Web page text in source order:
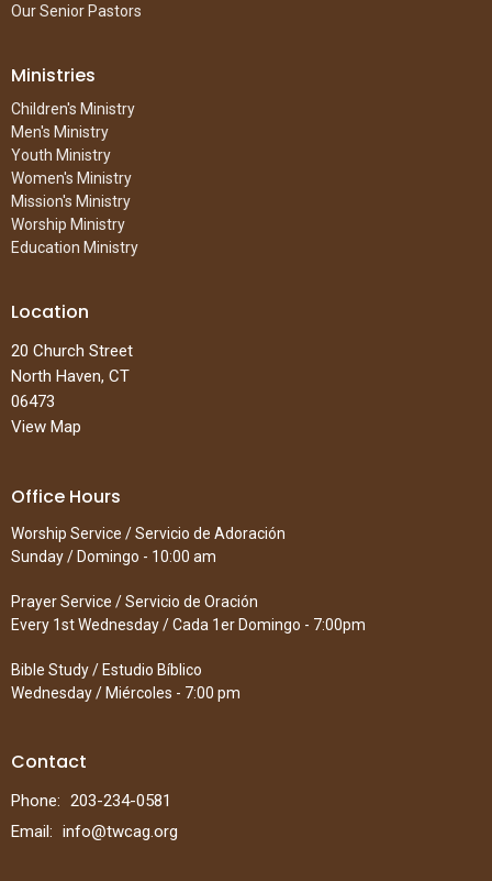
Our Senior Pastors
Ministries
Children's Ministry
Men's Ministry
Youth Ministry
Women's Ministry
Mission's Ministry
Worship Ministry
Education Ministry
Location
20 Church Street
North Haven, CT
06473
View Map
Office Hours
Worship Service / Servicio de Adoración
Sunday / Domingo - 10:00 am
Prayer Service / Servicio de Oración
Every 1st Wednesday / Cada 1er Domingo - 7:00pm
Bible Study / Estudio Bíblico
Wednesday / Miércoles - 7:00 pm
Contact
Phone: 203-234-0581
Email: info@twcag.org